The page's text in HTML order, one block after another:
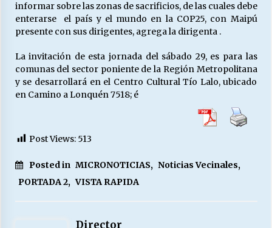
Chile y sus segmentos de la riqueza
06/04/2026
informar sobre las zonas de sacrificios, de las cuales debe
enterarse el país y el mundo en la COP25, con Maipú
presente con sus dirigentes, agrega la dirigenta .
La invitación de esta jornada del sábado 29, es para las
comunas del sector poniente de la Región Metropolitana
y se desarrollará en el Centro Cultural Tío Lalo, ubicado
en Camino a Lonquén 7518; é
Post Views: 513
Posted in MICRONOTICIAS, Noticias Vecinales,
PORTADA 2, VISTA RAPIDA
Director